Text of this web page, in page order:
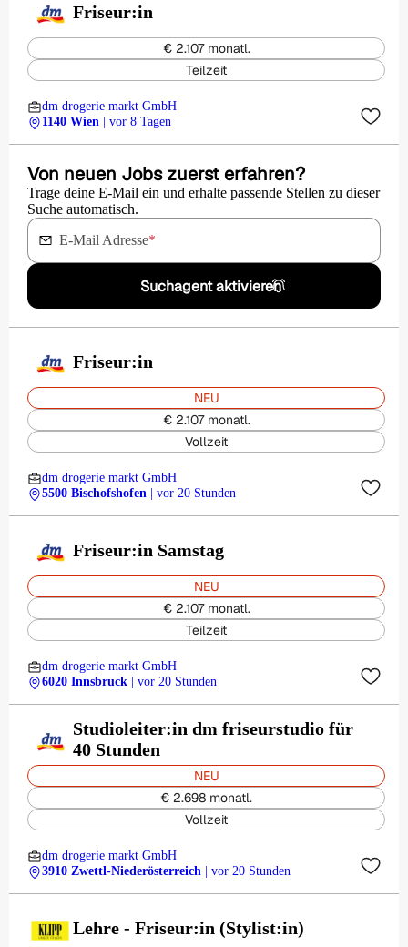
Friseur:in
€ 2.107 monatl.
Teilzeit
dm drogerie markt GmbH
1140 Wien
| vor 8 Tagen
Von neuen Jobs zuerst erfahren?
Trage deine E-Mail ein und erhalte passende Stellen zu dieser
Suche automatisch.
E-Mail Adresse*
Suchagent aktivieren
Friseur:in
NEU
€ 2.107 monatl.
Vollzeit
dm drogerie markt GmbH
5500 Bischofshofen
| vor 20 Stunden
Friseur:in Samstag
NEU
€ 2.107 monatl.
Teilzeit
dm drogerie markt GmbH
6020 Innsbruck
| vor 20 Stunden
Studioleiter:in dm friseurstudio für
40 Stunden
NEU
€ 2.698 monatl.
Vollzeit
dm drogerie markt GmbH
3910 Zwettl-Niederösterreich
| vor 20 Stunden
Lehre - Friseur:in (Stylist:in)